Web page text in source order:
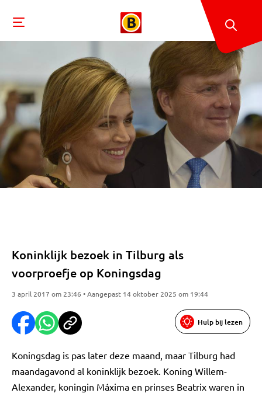
Koninklijk bezoek in Tilburg als
voorproefje op Koningsdag
3 april 2017 om 23:46 • Aangepast 14 oktober 2025 om 19:44
Hulp bij lezen
Koningsdag is pas later deze maand, maar Tilburg had
maandagavond al koninklijk bezoek. Koning Willem-
Alexander, koningin Máxima en prinses Beatrix waren in